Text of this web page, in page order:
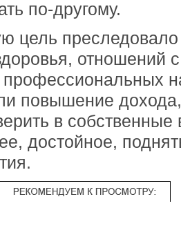
по-другому.
цель преследовало
отношений
профессиональных
повышение дохода,
в
достойное,